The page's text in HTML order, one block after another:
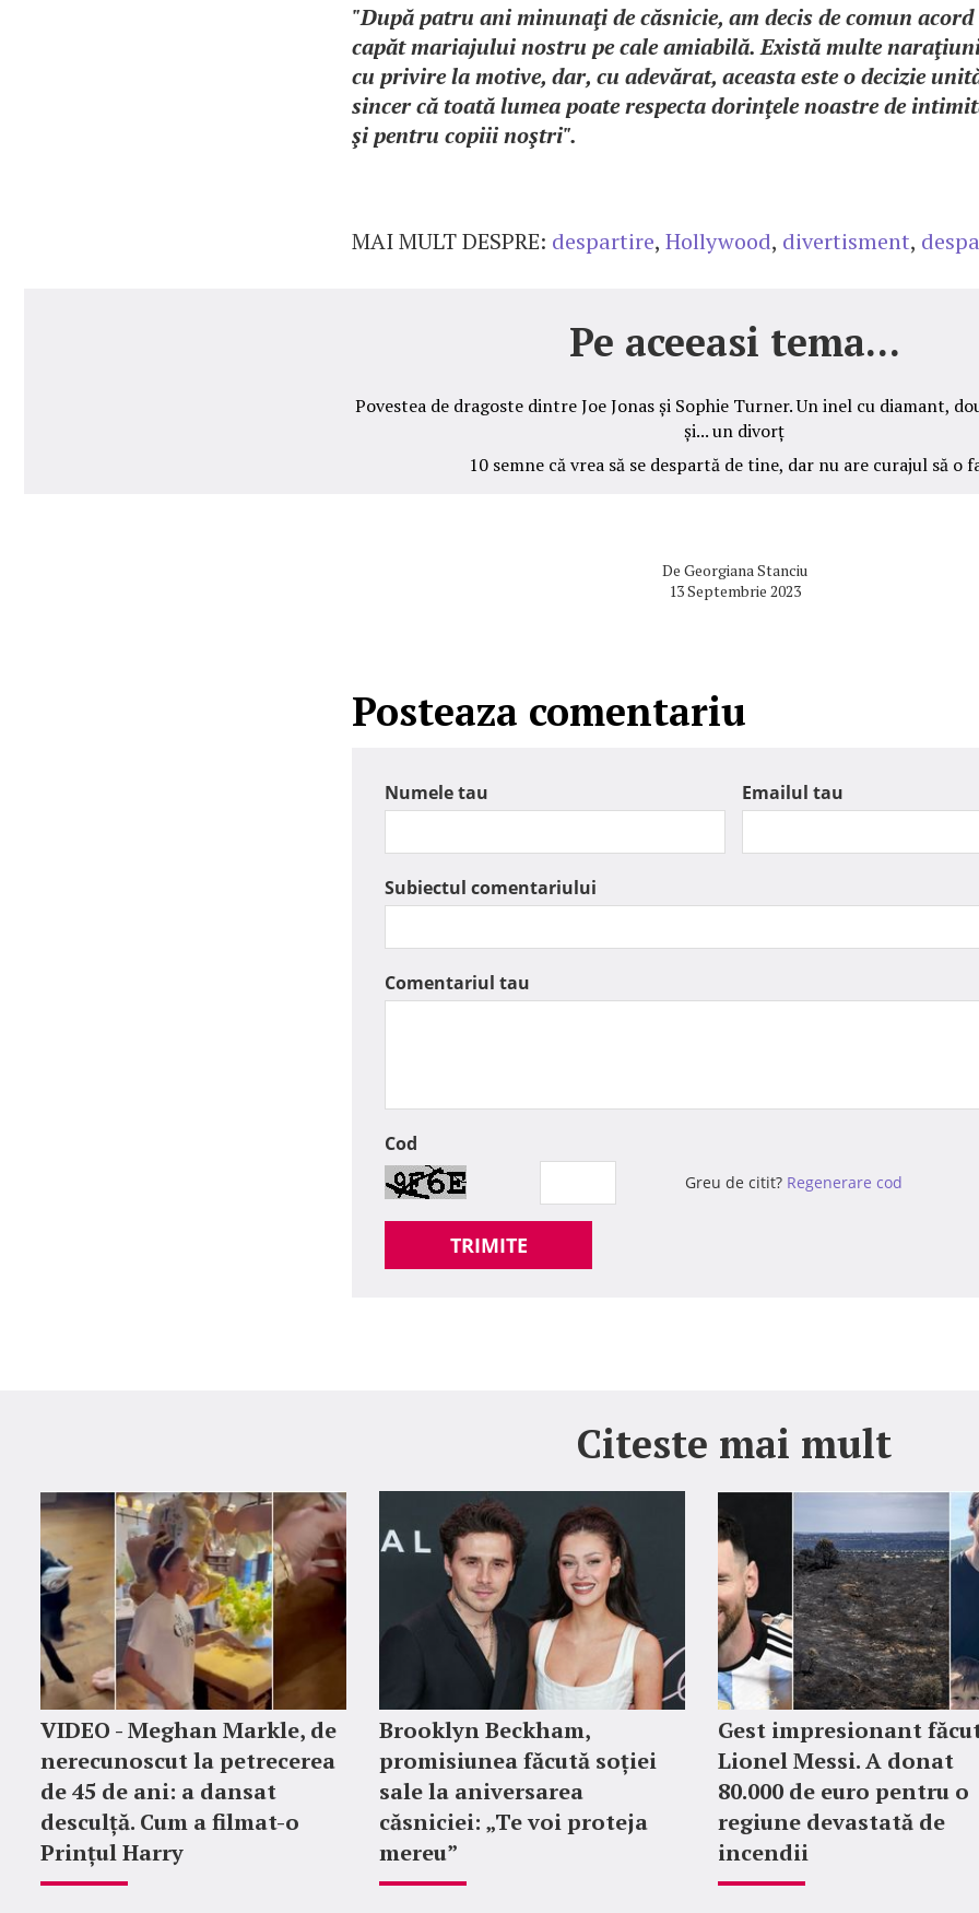
"După patru ani minunaţi de căsnicie, am decis de comun acord
capăt mariajului nostru pe cale amiabilă. Există multe
cu privire la motive, dar, cu adevărat, aceasta este o decizie
sincer că toată lumea poate respecta dorinţele noastre de
şi pentru copiii noştri".
MAI MULT DESPRE: despartire, Hollywood, divertisment,
Pe aceeasi tema...
Povestea de dragoste dintre Joe Jonas și Sophie Turner. Un inel cu diamant,
și... un divorț
10 semne că vrea să se despartă de tine, dar nu are curajul să o
De Georgiana Stanciu
13 Septembrie 2023
Posteaza comentariu
Numele tau Emailul tau
Subiectul comentariului
Comentariul tau
Cod
Greu de citit? Regenerare cod
TRIMITE
Citeste mai mult
VIDEO - Meghan Markle, de
nerecunoscut la petrecerea
de 45 de ani: a dansat
desculță. Cum a filmat-o
Prințul Harry
Brooklyn Beckham,
promisiunea făcută soției
sale la aniversarea
căsniciei: „Te voi proteja
mereu”
Gest impresionant
Lionel Messi. A donat
80.000 de euro pentru o
regiune devastată de
incendii